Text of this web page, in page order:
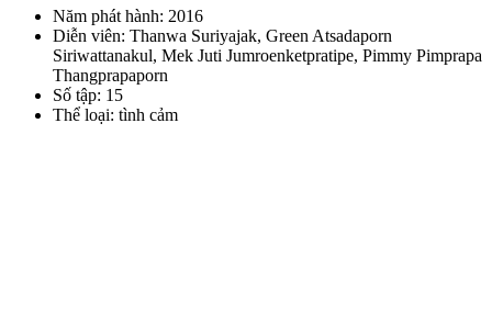
Năm phát hành: 2016
Diễn viên: Thanwa Suriyajak, Green Atsadaporn
Siriwattanakul, Mek Juti Jumroenketpratipe, Pimmy Pimprapa
Thangprapaporn
Số tập: 15
Thể loại: tình cảm